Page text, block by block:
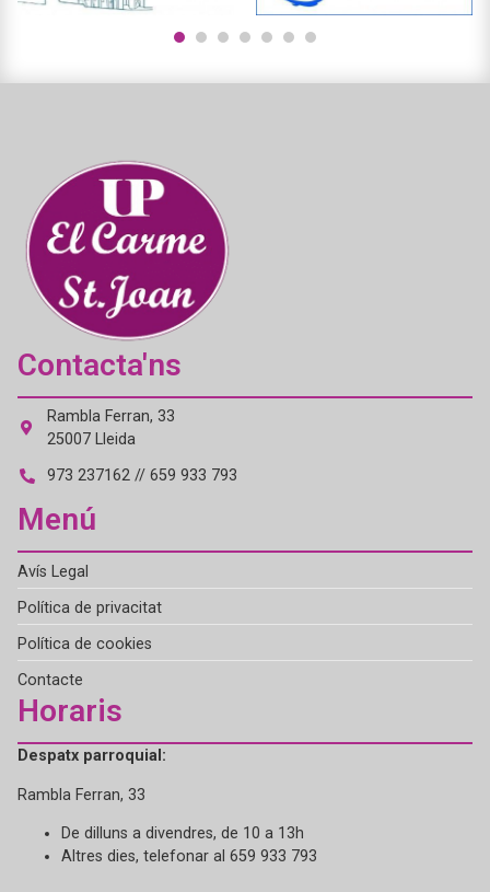
Contacta'ns
Rambla Ferran, 33
25007 Lleida
973 237162 // 659 933 793
Menú
Avís Legal
Política de privacitat
Política de cookies
Contacte
Horaris
Despatx parroquial:
Rambla Ferran, 33
De dilluns a divendres, de 10 a 13h
Altres dies, telefonar al 659 933 793